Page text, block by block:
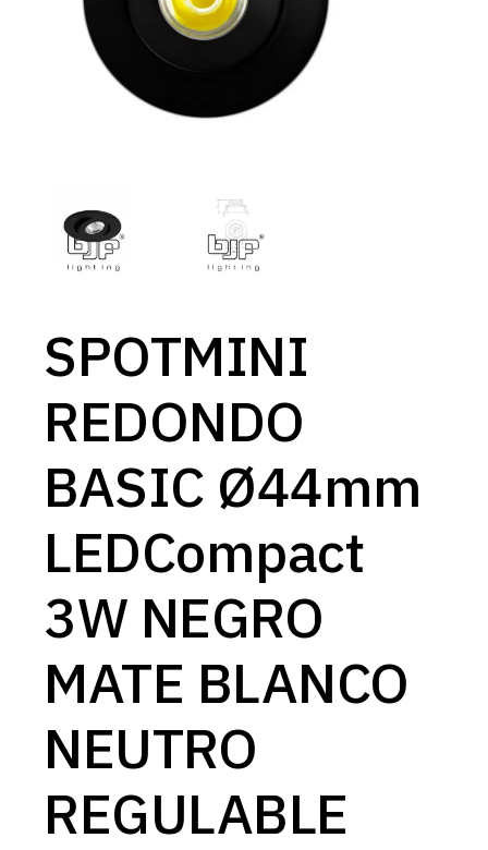
SPOTMINI
REDONDO
BASIC Ø44mm
LEDCompact
3W NEGRO
MATE BLANCO
NEUTRO
REGULABLE